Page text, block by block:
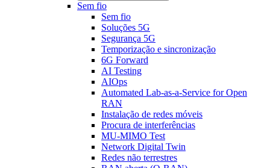
Sem fio
Sem fio
Soluções 5G
Segurança 5G
Temporização e sincronização
6G Forward
AI Testing
AIOps
Automated Lab-as-a-Service for Open
RAN
Instalação de redes móveis
Procura de interferências
MU-MIMO Test
Network Digital Twin
Redes não terrestres